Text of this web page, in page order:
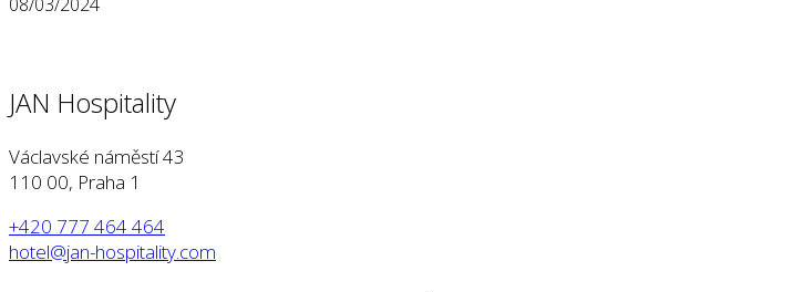
JAN Hospitality
Václavské náměstí 43
110 00, Praha 1
+420 777 464 464
hotel@jan-hospitality.com